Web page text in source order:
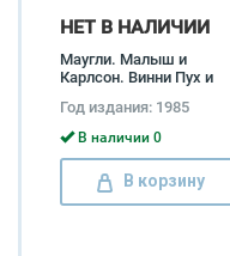
НЕТ В НАЛИЧИИ
Маугли. Малыш и
Карлсон. Винни Пух и
Джозеф Киплинг,
Астрид Линдгрен, Алан
Александер Милн
Год издания: 1985
В наличии 0
В корзину